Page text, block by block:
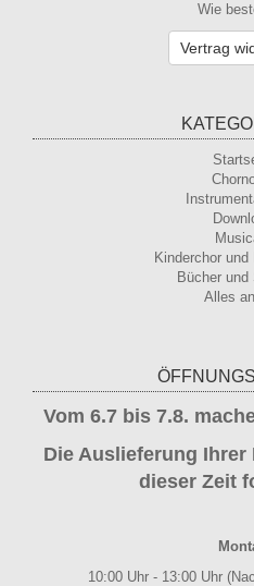
Wie
Vertrag
Kinderchor und
Bücher
Alles
Vom 6.7 bis 7.8.
Die Auslieferung
dieser Zeit
10:00 Uhr - 13:00 Uhr